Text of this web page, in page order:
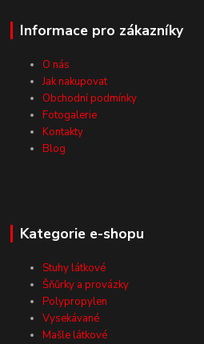
Informace pro zákazníky
O nás
Jak nakupovat
Obchodní podmínky
Fotogalerie
Kontakty
Blog
Kategorie e-shopu
Stuhy látkové
Šňůrky a provázky
Polypropylen
Vysekávané
Mašle látkové